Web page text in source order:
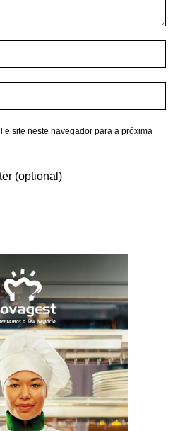
e site neste navegador para a próxima
(optional)